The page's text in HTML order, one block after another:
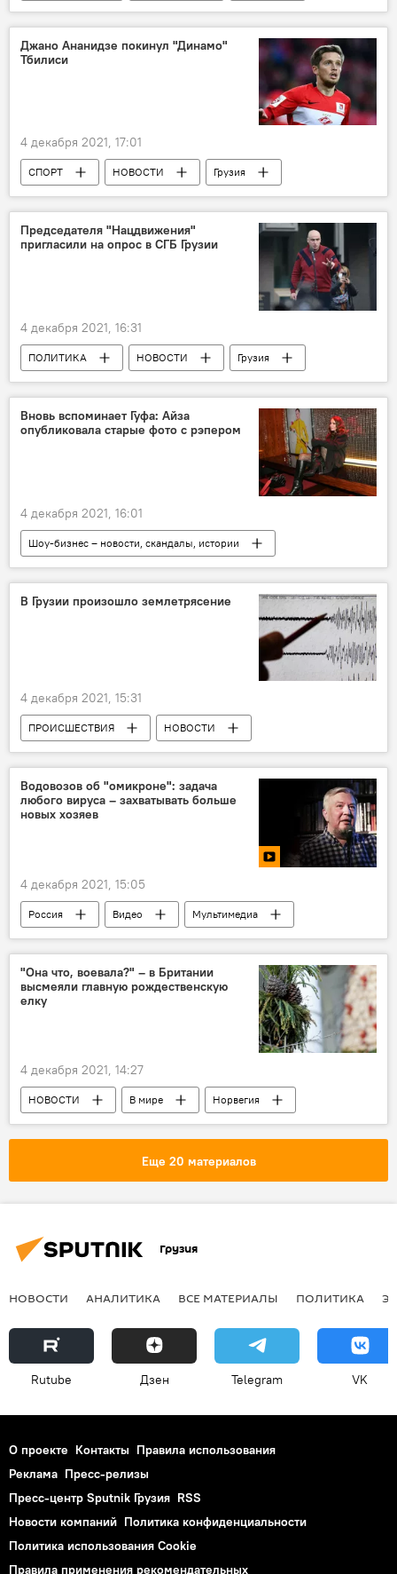
Коронавирус COVID-19
Джано Ананидзе покинул "Динамо"
Тбилиси
4 декабря 2021, 17:01
СПОРТ НОВОСТИ
Грузия
Футбол
Джано Ананидзе
ФК "Динамо" Тбилиси
Председателя "Нацдвижения"
пригласили на опрос в СГБ Грузии
4 декабря 2021, 16:31
ПОЛИТИКА НОВОСТИ
Грузия
Михаил Саакашвили
Тбилиси
Вновь вспоминает Гуфа: Айза
опубликовала старые фото с рэпером
4 декабря 2021, 16:01
Шоу-бизнес – новости, скандалы, истории
Гуф
Светская хроника
Айза Долматова
Российский шоу-бизнес
В Грузии произошло землетрясение
4 декабря 2021, 15:31
ПРОИСШЕСТВИЯ
НОВОСТИ
Грузия
Землетрясения в Грузии
Западная Грузия
Водовозов об "омикроне": задача
любого вируса – захватывать больше
новых хозяев
4 декабря 2021, 15:05
Россия Видео
Мультимедиа
Ситуация с коронавирусом COVID-19 в мире
Коронавирус COVID-19
Экспертное мнение
Ограничения из-за коронавируса
"Она что, воевала?" – в Британии
высмеяли главную рождественскую
елку
4 декабря 2021, 14:27
НОВОСТИ В мире
Норвегия
Лондон
Новогодняя елка
Еще 20 материалов
Грузия
НОВОСТИ АНАЛИТИКА ВСЕ МАТЕРИАЛЫ ПОЛИТИКА
Rutube Дзен Telegram VK
О проекте Контакты Правила использования
Реклама Пресс-релизы
Пресс-центр Sputnik Грузия RSS
Новости компаний Политика конфиденциальности
Политика использования Cookie
Правила применения рекомендательных